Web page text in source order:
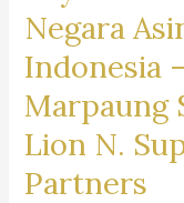
Negara
Indonesia –
Marpaung
Lion N.
Partners